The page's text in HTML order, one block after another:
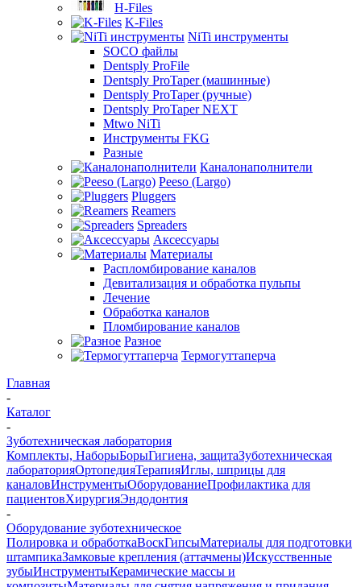
H-Files
K-Files
NiTi инструменты
SOCO файлы
Dentsply ProFile
Dentsply ProTaper (машинные)
Dentsply ProTaper (ручные)
Dentsply ProTaper NEXT
Mtwo NiTi
Инструменты FKG
Разные
Каналонаполнители
Peeso (Largo)
Pluggers
Reamers
Spreaders
Аксессуары
Материалы
Распломбирование каналов
Девитализация и обработка пульпы
Лечение
Обработка каналов
Пломбирование каналов
Разное
Термогуттаперча
Главная
-
Каталог
-
Зуботехническая лаборатория
Комплекты, НаборыБорыГигиена, защитаЗуботехническая
лабораторияОртопедияТерапияИглы, шприцы для
каналовИнструментыОборудованиеПрофилактика для
пациентовХирургияЭндодонтия
-
Оборудование зуботехническое
Полировка и обработкаВоскГипсыМатериалы для подготовки
штампикаЗамковые крепления (аттачмены)Искусственные
зубыИнструментыКерамические массы и